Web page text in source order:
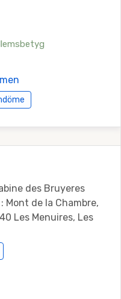
des Bruyeres
Mont de la Chambre,
Les Menuires, Les